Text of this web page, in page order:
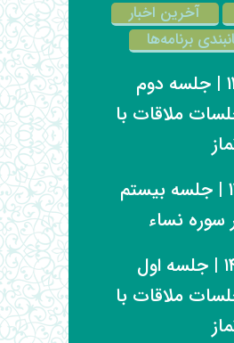
آخرین اخبار
برنامه‌ها
۱۴۰۳/۳/۷ | جلسه دوم
ملاقات با
۱۴۰۳/۳/۶ | جلسه بیستم
سوره نساء
۱۴۰۳/۲/۳۱ | جلسه اول
ملاقات با